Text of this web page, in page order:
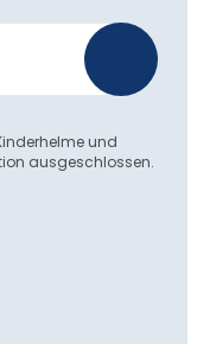
und
ausgeschlossen.